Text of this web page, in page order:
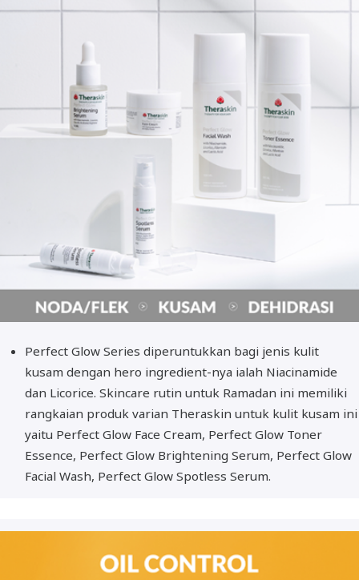
Perfect Glow Series diperuntukkan bagi jenis kulit
kusam dengan hero ingredient-nya ialah Niacinamide
dan Licorice. Skincare rutin untuk Ramadan ini memiliki
rangkaian produk varian Theraskin untuk kulit kusam ini
yaitu Perfect Glow Face Cream, Perfect Glow Toner
Essence, Perfect Glow Brightening Serum, Perfect Glow
Facial Wash, Perfect Glow Spotless Serum.